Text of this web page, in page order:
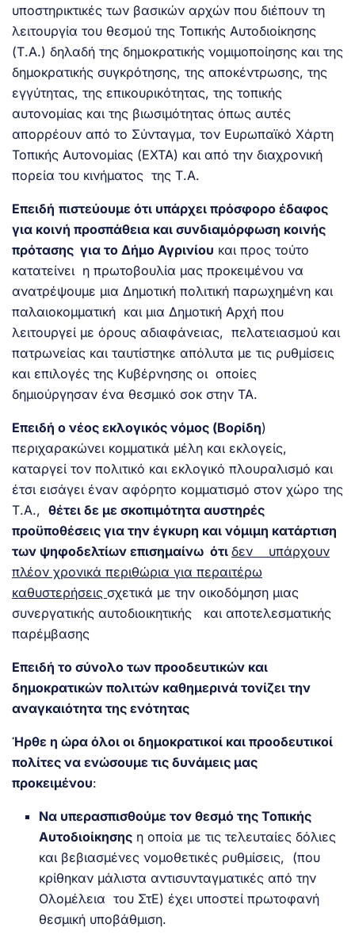
υποστηρικτικές των βασικών αρχών που διέπουν τη
λειτουργία του θεσμού της Τοπικής Αυτοδιοίκησης
(Τ.Α.) δηλαδή της δημοκρατικής νομιμοποίησης και της
δημοκρατικής συγκρότησης, της αποκέντρωσης, της
εγγύτητας, της επικουρικότητας, της τοπικής
αυτονομίας και της βιωσιμότητας όπως αυτές
απορρέουν από το Σύνταγμα, τον Ευρωπαϊκό Χάρτη
Τοπικής Αυτονομίας (ΕΧΤΑ) και από την διαχρονική
πορεία του κινήματος της Τ.Α.
Επειδή πιστεύουμε ότι υπάρχει πρόσφορο έδαφος
για κοινή προσπάθεια και συνδιαμόρφωση κοινής
πρότασης για το Δήμο Αγρινίου και προς τούτο
κατατείνει η πρωτοβουλία μας προκειμένου να
ανατρέψουμε μια Δημοτική πολιτική παρωχημένη και
παλαιοκομματική και μια Δημοτική Αρχή που
λειτουργεί με όρους αδιαφάνειας, πελατειασμού και
πατρωνείας και ταυτίστηκε απόλυτα με τις ρυθμίσεις
και επιλογές της Κυβέρνησης οι οποίες
δημιούργησαν ένα θεσμικό σοκ στην ΤΑ.
Επειδή ο νέος εκλογικός νόμος (Βορίδη)
περιχαρακώνει κομματικά μέλη και εκλογείς,
καταργεί τον πολιτικό και εκλογικό πλουραλισμό και
έτσι εισάγει έναν αφόρητο κομματισμό στον χώρο της
Τ.Α., θέτει δε με σκοπιμότητα αυστηρές
προϋποθέσεις για την έγκυρη και νόμιμη κατάρτιση
των ψηφοδελτίων επισημαίνω ότι δεν υπάρχουν
πλέον χρονικά περιθώρια για περαιτέρω
καθυστερήσεις σχετικά με την οικοδόμηση μιας
συνεργατικής αυτοδιοικητικής και αποτελεσματικής
παρέμβασης
Επειδή το σύνολο των προοδευτικών και
δημοκρατικών πολιτών καθημερινά τονίζει την
αναγκαιότητα της ενότητας
Ήρθε η ώρα όλοι οι δημοκρατικοί και προοδευτικοί
πολίτες να ενώσουμε τις δυνάμεις μας
προκειμένου:
Να υπερασπισθούμε τον θεσμό της Τοπικής
Αυτοδιοίκησης η οποία με τις τελευταίες δόλιες
και βεβιασμένες νομοθετικές ρυθμίσεις, (που
κρίθηκαν μάλιστα αντισυνταγματικές από την
Ολομέλεια του ΣτΕ) έχει υποστεί πρωτοφανή
θεσμική υποβάθμιση.